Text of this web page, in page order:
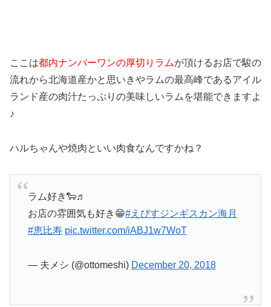
ここは都内ナンバーワンの厚切りラムが頂けるお店で駿の
流れから北海道産かと思いきやラムの最高峰であるアイル
ランド産の肉汁たっぷりの美味しいラムを堪能できますよ
♪
ハルちゃんや焼肉といい肉食なんですかね？
ラム好き🐑♬
お店の雰囲気も好き😁#えびすジンギスカン海月
#恵比寿 pic.twitter.com/iABJ1w7WoT
— 夫メシ (@ottomeshi) December 20, 2018